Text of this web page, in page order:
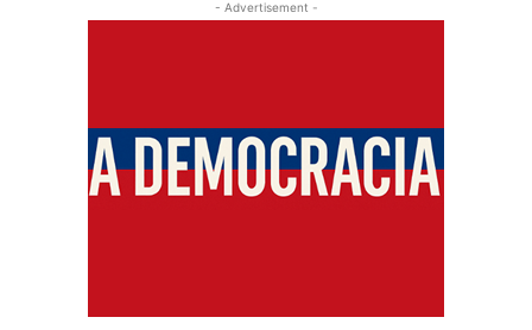
- Advertisement -